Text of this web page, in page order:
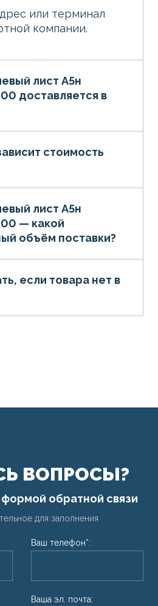
или терминал
компании.
лист А5н
доставляется в
стоимость
лист А5н
— какой
объём поставки?
если товара нет в
ВОПРОСЫ?
обратной связи
для заполнения
Ваш телефон*:
Ваша эл. почта: